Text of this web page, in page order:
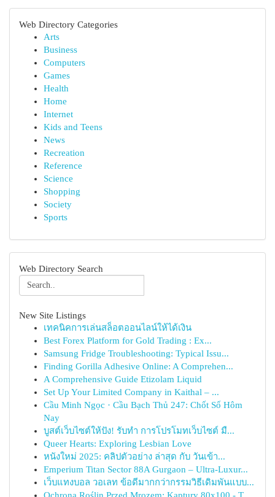
Web Directory Categories
Arts
Business
Computers
Games
Health
Home
Internet
Kids and Teens
News
Recreation
Reference
Science
Shopping
Society
Sports
Web Directory Search
New Site Listings
เทคนิคการเล่นสล็อตออนไลน์ให้ได้เงิน
Best Forex Platform for Gold Trading : Ex...
Samsung Fridge Troubleshooting: Typical Issu...
Finding Gorilla Adhesive Online: A Comprehen...
A Comprehensive Guide Etizolam Liquid
Set Up Your Limited Company in Kaithal – ...
Cầu Minh Ngọc · Cầu Bạch Thủ 247: Chốt Số Hôm
Nay
บูสต์เว็บไซต์ให้ปัง! รับทำ การโปรโมทเว็บไซต์ มื...
Queer Hearts: Exploring Lesbian Love
หนังใหม่ 2025: คลิปตัวอย่าง ล่าสุด กับ วันเข้า...
Emperium Titan Sector 88A Gurgaon – Ultra-Luxur...
เว็บแทงบอล วอเลท ข้อดีมากกว่ากรรมวิธีเดิมพันแบบ...